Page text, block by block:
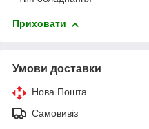
Приховати
Умови доставки
Нова Пошта
Самовивіз